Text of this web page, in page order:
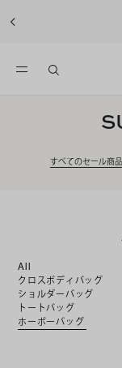
すべてのセール商品
All
クロスボディバッグ
ショルダーバッグ
トートバッグ
ホーボーバッグ